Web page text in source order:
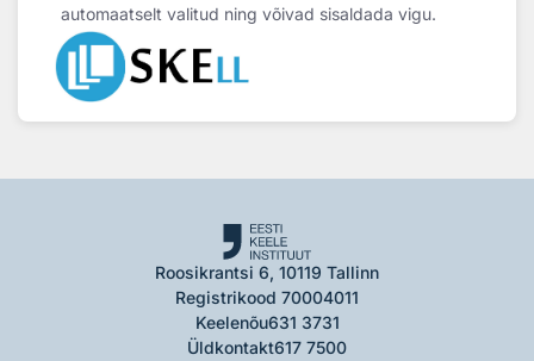
automaatselt valitud ning võivad sisaldada vigu.
Roosikrantsi 6, 10119 Tallinn
Registrikood 70004011
Keelenõu631 3731
Üldkontakt617 7500